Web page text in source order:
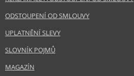
ODSTOUPENÍ OD SMLOUVY
UPLATNĚNÍ SLEVY
SLOVNÍK POJMŮ
MAGAZÍN